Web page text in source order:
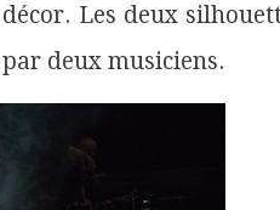
Les deux
deux musiciens.